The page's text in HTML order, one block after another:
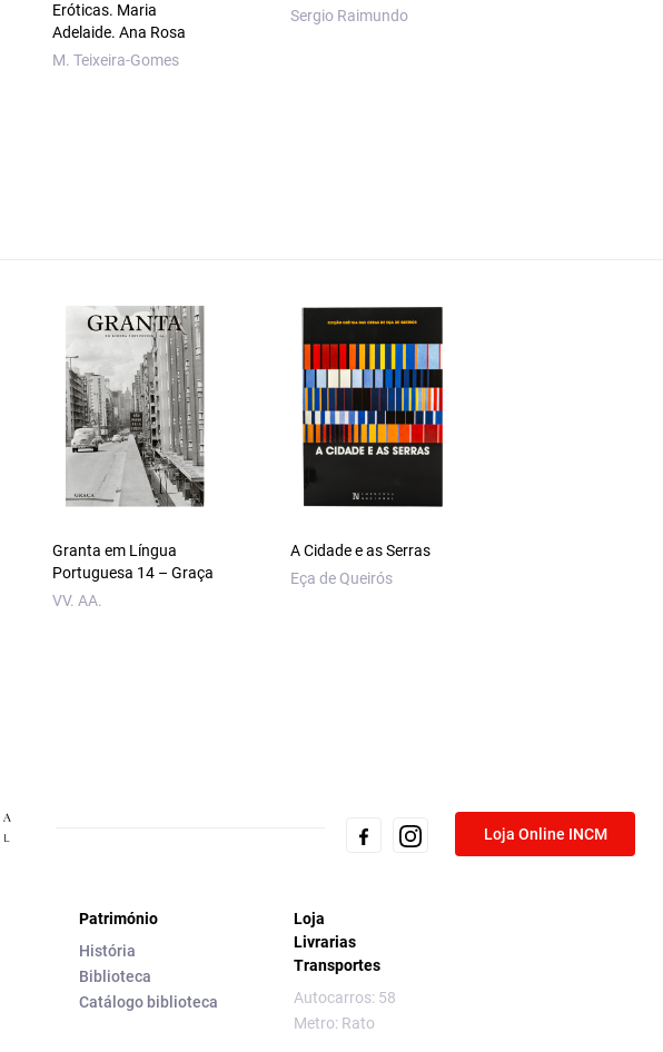
Eróticas. Maria
Adelaide. Ana Rosa
M. Teixeira-Gomes
Sergio Raimundo
Granta em Língua
Portuguesa 14 – Graça
VV. AA.
A Cidade e as Serras
Eça de Queirós
Loja Online INCM
Património
História
Biblioteca
Catálogo biblioteca
Loja
Livrarias
Transportes
Autocarros: 58
Metro: Rato